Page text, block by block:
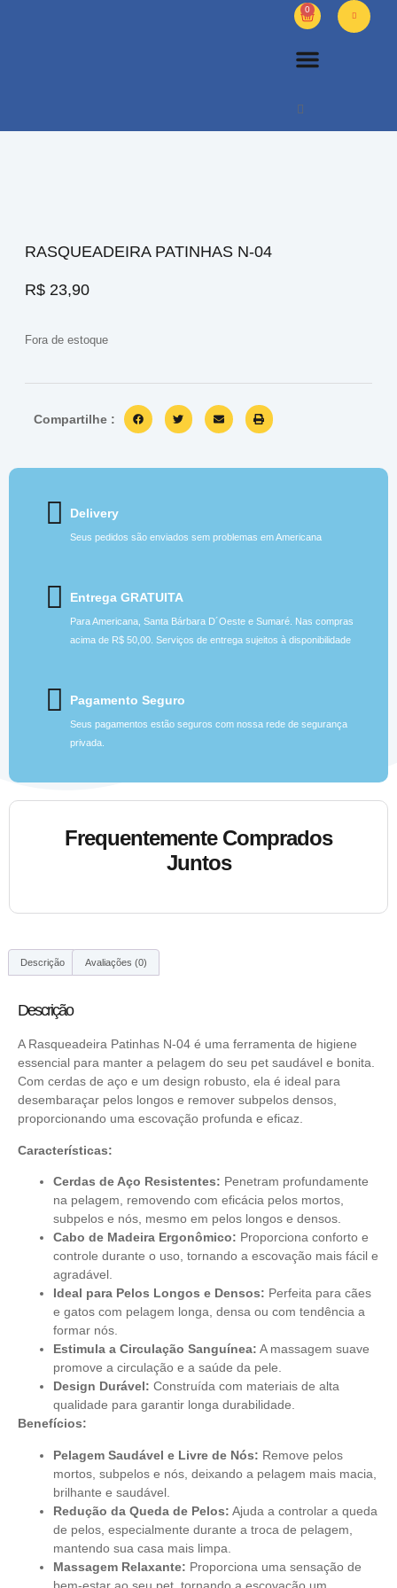
0
RASQUEADEIRA PATINHAS N-04
R$ 23,90
Fora de estoque
Compartilhe :
Delivery
Seus pedidos são enviados sem problemas em Americana
Entrega GRATUITA
Para Americana, Santa Bárbara D´Oeste e Sumaré. Nas compras
acima de R$ 50,00. Serviços de entrega sujeitos à disponibilidade
Pagamento Seguro
Seus pagamentos estão seguros com nossa rede de segurança
privada.
Frequentemente Comprados
Juntos
Descrição Avaliações (0)
Descrição
A Rasqueadeira Patinhas N-04 é uma ferramenta de higiene
essencial para manter a pelagem do seu pet saudável e bonita.
Com cerdas de aço e um design robusto, ela é ideal para
desembaraçar pelos longos e remover subpelos densos,
proporcionando uma escovação profunda e eficaz.
Características:
Cerdas de Aço Resistentes: Penetram profundamente
na pelagem, removendo com eficácia pelos mortos,
subpelos e nós, mesmo em pelos longos e densos.
Cabo de Madeira Ergonômico: Proporciona conforto e
controle durante o uso, tornando a escovação mais fácil e
agradável.
Ideal para Pelos Longos e Densos: Perfeita para cães
e gatos com pelagem longa, densa ou com tendência a
formar nós.
Estimula a Circulação Sanguínea: A massagem suave
promove a circulação e a saúde da pele.
Design Durável: Construída com materiais de alta
qualidade para garantir longa durabilidade.
Benefícios:
Pelagem Saudável e Livre de Nós: Remove pelos
mortos, subpelos e nós, deixando a pelagem mais macia,
brilhante e saudável.
Redução da Queda de Pelos: Ajuda a controlar a queda
de pelos, especialmente durante a troca de pelagem,
mantendo sua casa mais limpa.
Massagem Relaxante: Proporciona uma sensação de
bem-estar ao seu pet, tornando a escovação um